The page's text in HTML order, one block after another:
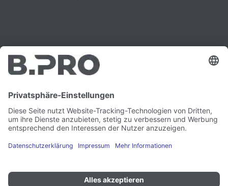
Impressum
Datenschutz
Schwachstellenmeldung
Karriere
Presse
Newsletter